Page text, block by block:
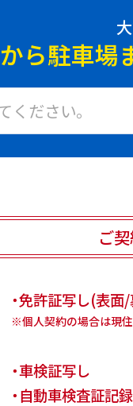
ら駐車場
ご
・免許証写し(表面
※個人契約の場合は現
・車検証写し
・自動車検査証記